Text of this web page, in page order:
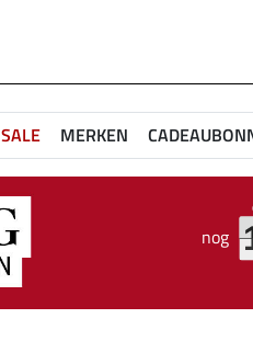
SALE MERKEN
nog